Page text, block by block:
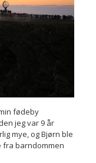
fødeby
jeg var 9 år
mye, og Bjørn ble
fra barndommen